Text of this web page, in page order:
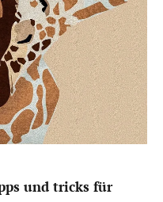
und tricks für